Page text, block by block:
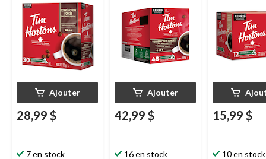
315 g, paq. 30
Ajouter
28,99 $
7 en stock
504 g, paq. 48
Ajouter
42,99 $
16 en stock
moyenne,
12
15,99 $
10 en stock